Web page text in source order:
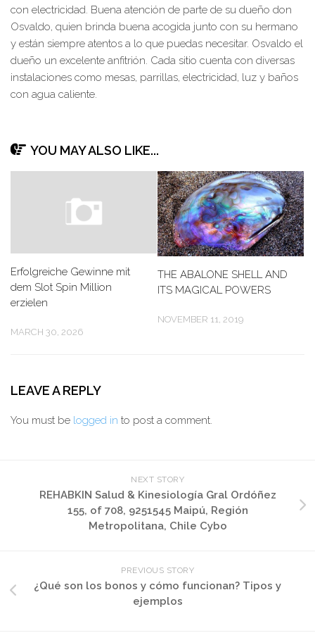
con electricidad. Buena atención de parte de su dueño don
Osvaldo, quien brinda buena acogida junto con su hermano
y están siempre atentos a lo que puedas necesitar. Osvaldo el
dueño un excelente anfitrión. Cada sitio cuenta con diversas
instalaciones como mesas, parrillas, electricidad, luz y baños
con agua caliente.
YOU MAY ALSO LIKE...
Erfolgreiche Gewinne mit
dem Slot Spin Million
erzielen
MARCH 30, 2026
THE ABALONE SHELL AND
ITS MAGICAL POWERS
NOVEMBER 11, 2019
LEAVE A REPLY
You must be logged in to post a comment.
NEXT STORY
REHABKIN Salud & Kinesiología Gral Ordóñez
155, of 708, 9251545 Maipú, Región
Metropolitana, Chile Cybo
PREVIOUS STORY
¿Qué son los bonos y cómo funcionan? Tipos y
ejemplos